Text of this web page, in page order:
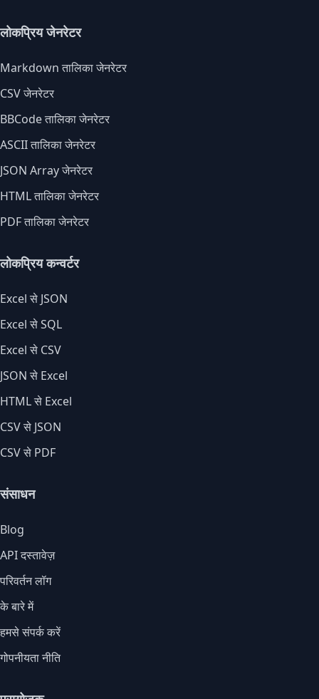
लोकप्रिय जेनरेटर
Markdown तालिका जेनरेटर
CSV जेनरेटर
BBCode तालिका जेनरेटर
ASCII तालिका जेनरेटर
JSON Array जेनरेटर
HTML तालिका जेनरेटर
PDF तालिका जेनरेटर
लोकप्रिय कन्वर्टर
Excel से JSON
Excel से SQL
Excel से CSV
JSON से Excel
HTML से Excel
CSV से JSON
CSV से PDF
संसाधन
Blog
API दस्तावेज़
परिवर्तन लॉग
के बारे में
हमसे संपर्क करें
गोपनीयता नीति